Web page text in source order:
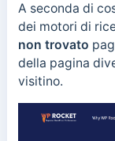
A seconda di
dei motori di
non trovato
della pagina
visitino.